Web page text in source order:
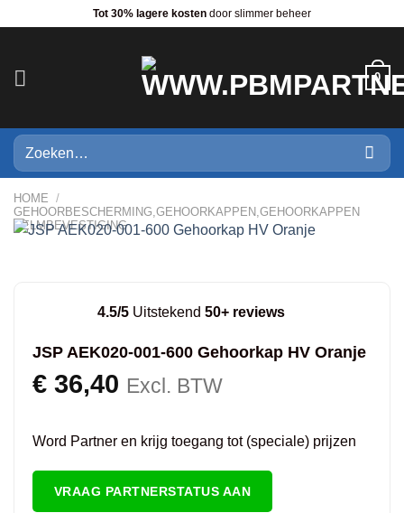
Tot 30% lagere kosten door slimmer beheer
0
Zoeken
naar:
HOME /
GEHOORBESCHERMING,GEHOORKAPPEN,GEHOORKAPPEN
HELMBEVESTIGING
4.5/5 Uitstekend 50+ reviews
JSP AEK020-001-600 Gehoorkap HV Oranje
€36,40 Excl. BTW
Word Partner en krijg toegang tot (speciale) prijzen
VRAAG PARTNERSTATUS AAN